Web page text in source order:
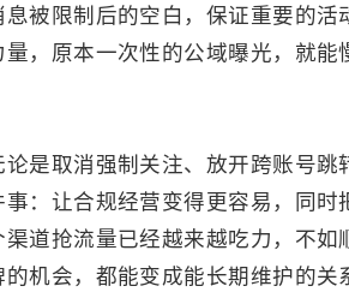
被限制后的空白，保证重要的
，原本一次性的公域曝光，就
是取消强制关注、放开跨账号
：让合规经营变得更容易，同
道抢流量已经越来越吃力，不
机会，都能变成能长期维护的